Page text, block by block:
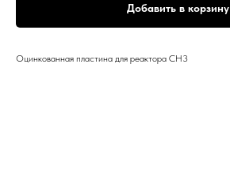
Добавить в корзину
Оцинкованная пластина для реактора СН3